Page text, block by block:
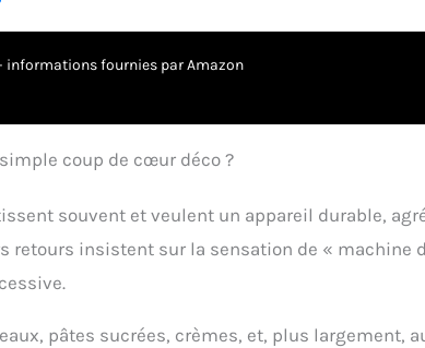
accessoires inclus dont le batteur plat, le fouet à fils, le
le bol d'une capacité de 4,8 L et le couvercle verseur anti-
ET STYLE: Avec son mélange de technologie et de
le robot pâtissier Smeg rend chaque instant en cuisine plus
informations fournies par Amazon
coup de cœur déco ?
souvent et veulent un appareil durable,
insistent sur la sensation de « machine
pâtes sucrées, crèmes, et, plus largement,